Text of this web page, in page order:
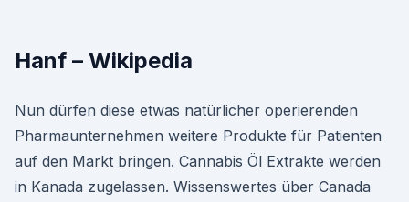
Hanf – Wikipedia
Nun dürfen diese etwas natürlicher operierenden
Pharmaunternehmen weitere Produkte für Patienten
auf den Markt bringen. Cannabis Öl Extrakte werden
in Kanada zugelassen. Wissenswertes über Canada